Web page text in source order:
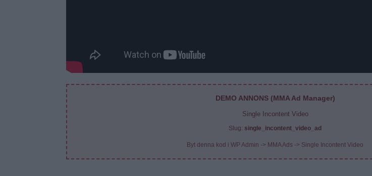
DEMO ANNONS (MMA Ad Manager)
Single Incontent Video
Slug: single_incontent_video_ad
Byt denna kod i WP Admin -> MMA Ads -> Single Incontent Video